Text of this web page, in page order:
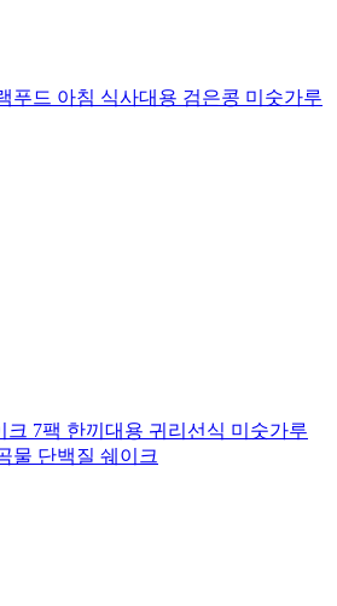
푸드 아침 식사대용 검은콩 미숫가루
7팩 한끼대용 귀리선식 미숫가루
물 단백질 쉐이크